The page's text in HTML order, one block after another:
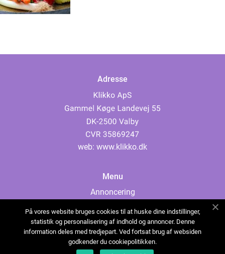
Adresse
web: www.klikko.dk
Menu
Annoncering
Cookies
Kontakt os
Sitemap
På vores website bruges cookies til at huske dine indstillinger,
statistik og personalisering af indhold og annoncer. Denne
information deles med tredjepart. Ved fortsat brug af websiden
godkender du cookiepolitikken.